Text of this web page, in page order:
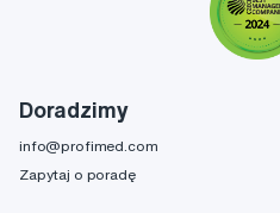
Doradzimy
info@profimed.com
Zapytaj o poradę